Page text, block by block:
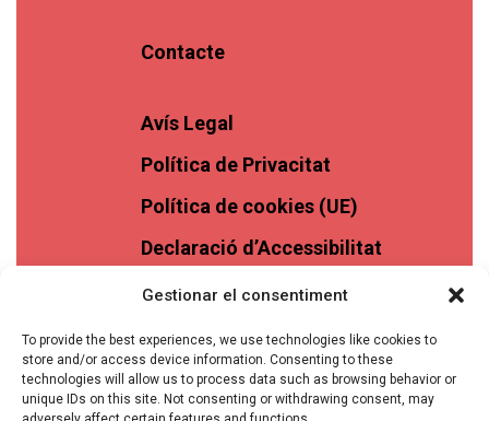
Gestionar el consentiment
To provide the best experiences, we use technologies like cookies to
store and/or access device information. Consenting to these
technologies will allow us to process data such as browsing behavior or
unique IDs on this site. Not consenting or withdrawing consent, may
Contacte
Avís Legal
Política de Privacitat
Política de cookies (UE)
Declaració d’Accessibilitat